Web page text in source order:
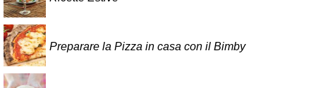
Preparare la Pizza in casa con il Bimby